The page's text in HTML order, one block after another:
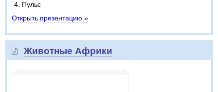
Пульс
Открыть презентацию »
Животные Африки